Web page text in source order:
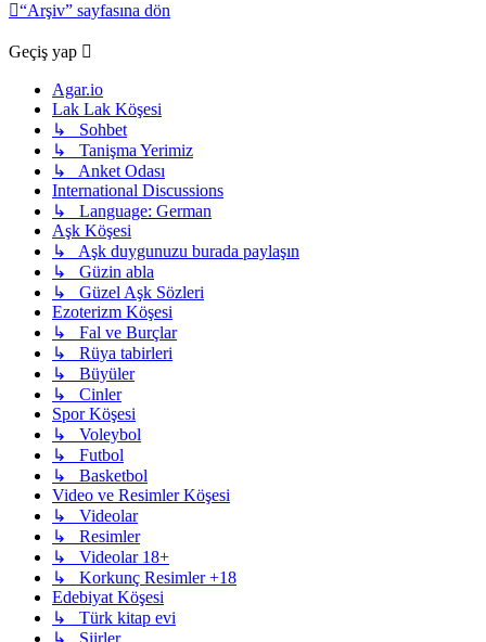
“Arşiv” sayfasına dön
Geçiş yap
Agar.io
Lak Lak Köşesi
↳ Sohbet
↳ Tanişma Yerimiz
↳ Anket Odası
International Discussions
↳ Language: German
Aşk Köşesi
↳ Aşk duygunuzu burada paylaşın
↳ Güzin abla
↳ Güzel Aşk Sözleri
Ezoterizm Köşesi
↳ Fal ve Burçlar
↳ Rüya tabirleri
↳ Büyüler
↳ Cinler
Spor Köşesi
↳ Voleybol
↳ Futbol
↳ Basketbol
Video ve Resimler Köşesi
↳ Videolar
↳ Resimler
↳ Videolar 18+
↳ Korkunç Resimler +18
Edebiyat Köşesi
↳ Türk kitap evi